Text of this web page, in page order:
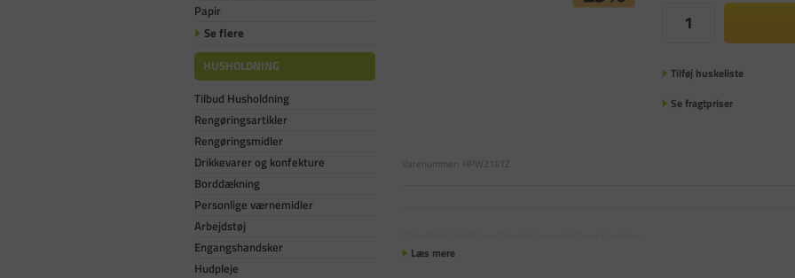
Papir
Se flere
HUSHOLDNING
Tilbud Husholdning
Rengøringsartikler
Rengøringsmidler
Drikkevarer og konfekture
Borddækning
Personlige værnemidler
Arbejdstøj
Engangshandsker
Hudpleje
Tilføj huskeliste
Se fragtpriser
Varenummer: HPW2141Z
Læs mere